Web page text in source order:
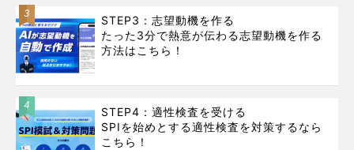
3
STEP3：志望動機を作る
たった3分で熱意が伝わる志望動機を作る
方法はこちら！
4
STEP4：適性検査を受ける
SPIを始めとする適性検査を対策するなら
こちら！